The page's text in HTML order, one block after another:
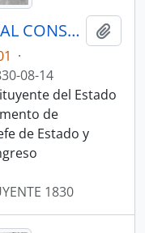
ACTA ASAMBLEA NACIONAL CONSTITUYENTE 1830
·
08-14
del Estado
de
de Estado y
1830